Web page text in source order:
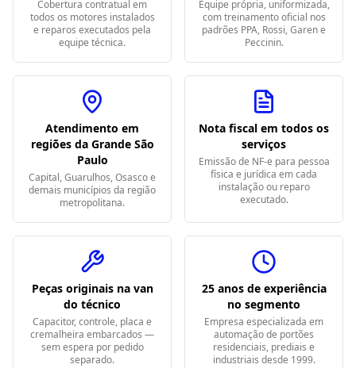
Cobertura contratual em
todos os motores instalados
e reparos executados pela
equipe técnica.
Equipe própria, uniformizada,
com treinamento oficial nos
padrões PPA, Rossi, Garen e
Peccinin.
Atendimento em
regiões da Grande São
Paulo
Capital, Guarulhos, Osasco e
demais municípios da região
metropolitana.
Nota fiscal em todos os
serviços
Emissão de NF-e para pessoa
física e jurídica em cada
instalação ou reparo
executado.
Peças originais na van
do técnico
Capacitor, controle, placa e
cremalheira embarcados —
sem espera por pedido
separado.
25 anos de experiência
no segmento
Empresa especializada em
automação de portões
residenciais, prediais e
industriais desde 1999.